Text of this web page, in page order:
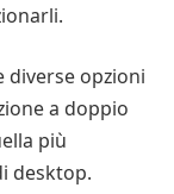
diverse opzioni
a doppio
più
desktop.